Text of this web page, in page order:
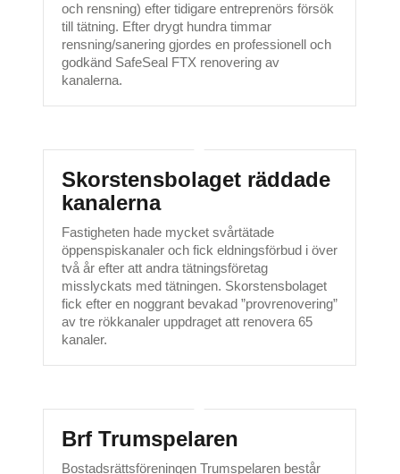
och rensning) efter tidigare entreprenörs försök
till tätning. Efter drygt hundra timmar
rensning/sanering gjordes en professionell och
godkänd SafeSeal FTX renovering av
kanalerna.
Skorstensbolaget räddade
kanalerna
Fastigheten hade mycket svårtätade
öppenspiskanaler och fick eldningsförbud i över
två år efter att andra tätningsföretag
misslyckats med tätningen. Skorstensbolaget
fick efter en noggrant bevakad ”provrenovering”
av tre rökkanaler uppdraget att renovera 65
kanaler.
Brf Trumspelaren
Bostadsrättsföreningen Trumspelaren består